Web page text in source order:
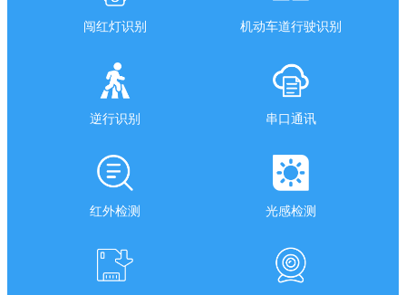
闯红灯识别 机动车道行驶识别
逆行识别 串口通讯
红外检测 光感检测